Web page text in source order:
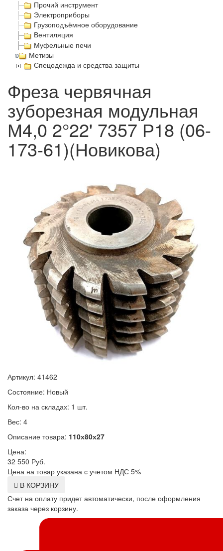
Прочий инструмент
Электроприборы
Грузоподъёмное оборудование
Вентиляция
Муфельные печи
Метизы
Спецодежда и средства защиты
Фреза червячная
зуборезная модульная
М4,0 2°22' 7357 Р18 (06-
173-61)(Новикова)
Артикул: 41462
Состояние: Новый
Кол-во на складах: 1 шт.
Вес: 4
Описание товара: 110х80х27
Цена:
32 550 Руб.
Цена на товар указана с учетом НДС 5%
В КОРЗИНУ
Счет на оплату придет автоматически, после оформления
заказа через корзину.